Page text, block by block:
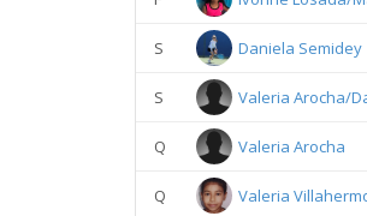
S Daniela Semidey
S Valeria Arocha/
Q Valeria Arocha
Q
Valeria